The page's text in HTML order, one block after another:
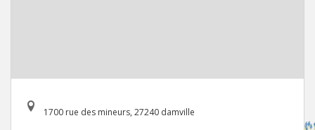
1700 rue des mineurs, 27240 damville